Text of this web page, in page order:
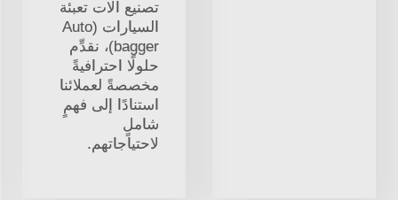
تصنيع آلات تعبئة
السيارات (Auto
bagger)، نقدِّم
حلولًا احترافيةً
مخصصةً لعملائنا
استنادًا إلى فهمٍ
شاملٍ
لاحتياجاتهم.